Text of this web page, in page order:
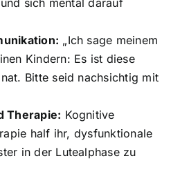
„Ich sage meinem
Kindern: Es ist diese
Bitte seid nachsichtig mit
Therapie: Kognitive
half ihr, dysfunktionale
in der Lutealphase zu